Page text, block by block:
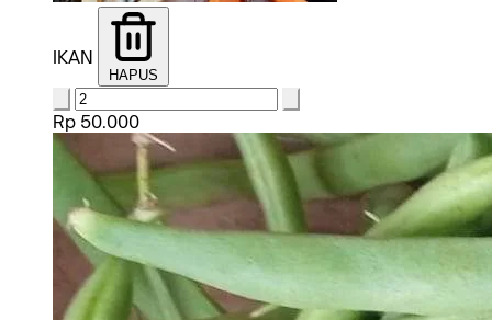
IKAN
HAPUS
Rp 50.000